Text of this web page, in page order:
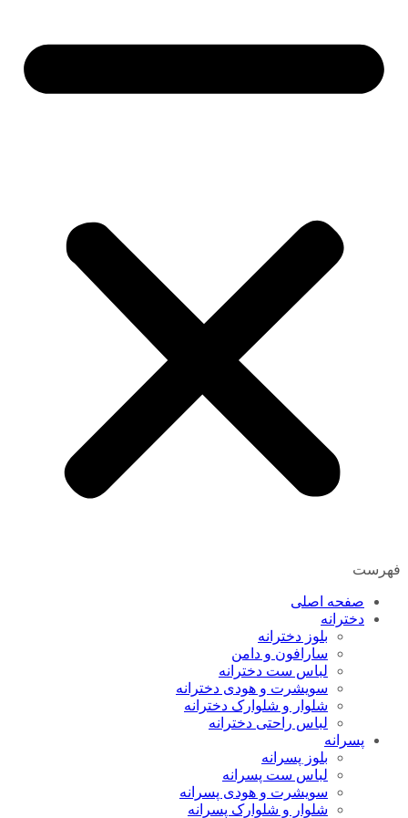
فهرست
صفحه اصلی
دخترانه
بلوز دخترانه
سارافون و دامن
لباس ست دخترانه
سویشرت و هودی دخترانه
شلوار و شلوارک دخترانه
لباس راحتی دخترانه
پسرانه
بلوز پسرانه
لباس ست پسرانه
سویشرت و هودی پسرانه
شلوار و شلوارک پسرانه